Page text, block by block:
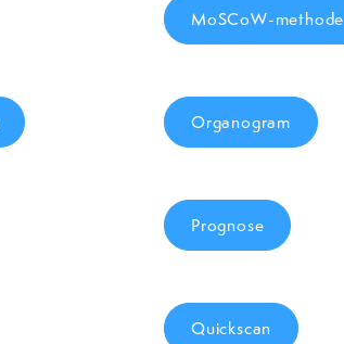
MoSCoW-methode
Organogram
Prognose
Quickscan